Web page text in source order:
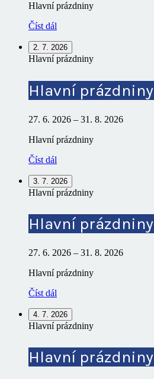
Hlavní prázdniny
Číst dál
2. 7. 2026
Hlavní prázdniny
Hlavní prázdniny
27. 6. 2026 – 31. 8. 2026
Hlavní prázdniny
Číst dál
3. 7. 2026
Hlavní prázdniny
Hlavní prázdniny
27. 6. 2026 – 31. 8. 2026
Hlavní prázdniny
Číst dál
4. 7. 2026
Hlavní prázdniny
Hlavní prázdniny